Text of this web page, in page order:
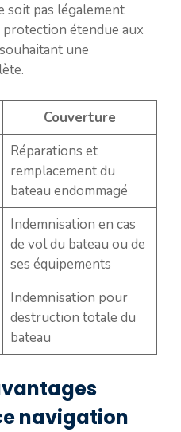
soit pas légalement
étendue aux
une
Couverture
Réparations et
remplacement du
bateau endommagé
Indemnisation en cas
de vol du bateau ou de
ses équipements
Indemnisation pour
destruction totale du
bateau
navigation